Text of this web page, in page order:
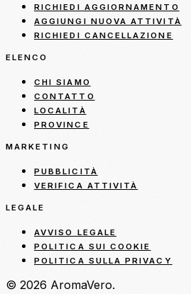
RICHIEDI AGGIORNAMENTO
AGGIUNGI NUOVA ATTIVITÀ
RICHIEDI CANCELLAZIONE
ELENCO
CHI SIAMO
CONTATTO
LOCALITÀ
PROVINCE
MARKETING
PUBBLICITÀ
VERIFICA ATTIVITÀ
LEGALE
AVVISO LEGALE
POLITICA SUI COOKIE
POLITICA SULLA PRIVACY
© 2026 AromaVero.